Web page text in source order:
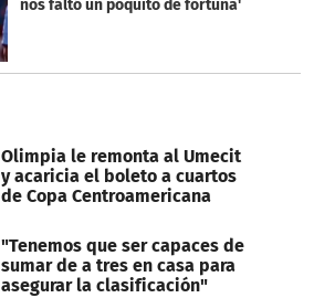
nos faltó un poquito de fortuna'
Olimpia le remonta al Umecit
y acaricia el boleto a cuartos
de Copa Centroamericana
"Tenemos que ser capaces de
sumar de a tres en casa para
asegurar la clasificación"